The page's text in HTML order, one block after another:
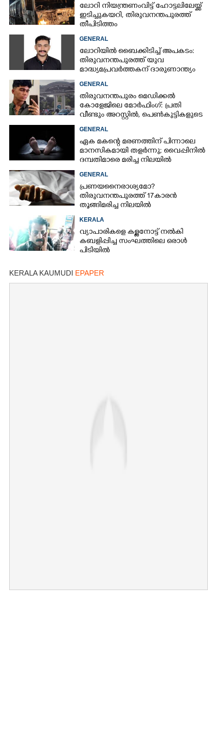
ലോറി നിയന്ത്രണംവിട്ട് ഹോട്ടലിലേയ്ക്ക്
ഇടിച്ചുകയറി, തിരുവനന്തപുരത്ത്
തീപിടിത്തം
GENERAL
ലോറിയിൽ ബൈക്കിടിച്ച് അപകടം:
തിരുവനന്തപുരത്ത് യുവ
മാദ്ധ്യമപ്രവർത്തകന് ദാരുണാന്ത്യം
GENERAL
തിരുവനന്തപുരം മെഡിക്കൽ
കോളേജിലെ മോർഫിംഗ്: പ്രതി
വീണ്ടും അറസ്റ്റിൽ, പെൺകുട്ടികളുടെ
ചിത്രങ്ങളെടുത്തത് ഇൻസ്റ്റഗ്രാമിൽ
നിന്ന്
GENERAL
ഏക മകന്റെ മരണത്തിന് പിന്നാലെ
മാനസികമായി തളർന്നു; വൈപ്പിനിൽ
ദമ്പതിമാരെ മരിച്ച നിലയിൽ
കണ്ടെത്തി
GENERAL
പ്രണയനെെരാശ്യമോ?
തിരുവനന്തപുരത്ത് 17കാരൻ
തൂങ്ങിമരിച്ച നിലയിൽ
KERALA
വ്യാപാരികളെ കള്ളനോട്ട് നൽകി
കബളിപ്പിച്ച സംഘത്തിലെ ഒരാൾ
പിടിയിൽ
KERALA KAUMUDI EPAPER